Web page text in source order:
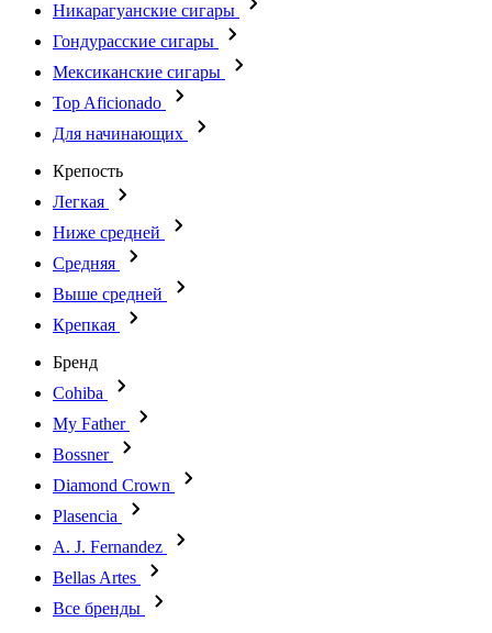
Никарагуанские сигары
Гондурасские сигары
Мексиканские сигары
Top Aficionado
Для начинающих
Крепость
Легкая
Ниже средней
Средняя
Выше средней
Крепкая
Бренд
Cohiba
My Father
Bossner
Diamond Crown
Plasencia
A. J. Fernandez
Bellas Artes
Все бренды